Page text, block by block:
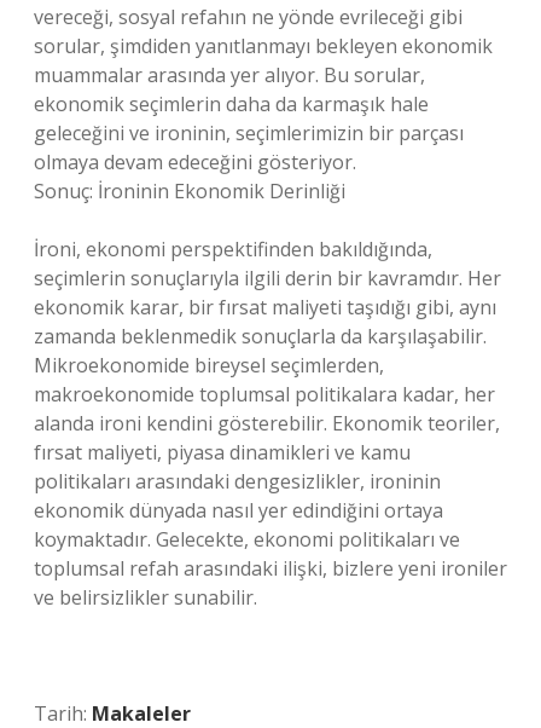
vereceği, sosyal refahın ne yönde evrileceği gibi
sorular, şimdiden yanıtlanmayı bekleyen ekonomik
muammalar arasında yer alıyor. Bu sorular,
ekonomik seçimlerin daha da karmaşık hale
geleceğini ve ironinin, seçimlerimizin bir parçası
olmaya devam edeceğini gösteriyor.
Sonuç: İroninin Ekonomik Derinliği
İroni, ekonomi perspektifinden bakıldığında,
seçimlerin sonuçlarıyla ilgili derin bir kavramdır. Her
ekonomik karar, bir fırsat maliyeti taşıdığı gibi, aynı
zamanda beklenmedik sonuçlarla da karşılaşabilir.
Mikroekonomide bireysel seçimlerden,
makroekonomide toplumsal politikalara kadar, her
alanda ironi kendini gösterebilir. Ekonomik teoriler,
fırsat maliyeti, piyasa dinamikleri ve kamu
politikaları arasındaki dengesizlikler, ironinin
ekonomik dünyada nasıl yer edindiğini ortaya
koymaktadır. Gelecekte, ekonomi politikaları ve
toplumsal refah arasındaki ilişki, bizlere yeni ironiler
ve belirsizlikler sunabilir.
Tarih: Makaleler